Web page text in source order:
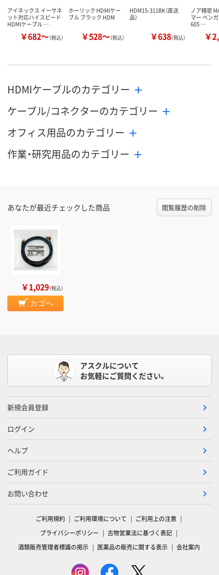
アイネックス イーサネ
ット対応ハイスピード
HDMIケーブル …
￥682～（税込）
ホーリック HDMIケー
ブル ブラック HDM
￥528～（税込）
HDM15-311BK（直送
品）
￥638（税込）
ノア精密
マー ベン
605 …
￥
HDMIケーブルのカテゴリー
ケーブル/コネクターのカテゴリー
オフィス用品のカテゴリー
作業・研究用品のカテゴリー
あなたが最近チェックした商品 閲覧履歴の削除
￥1,029（税込）
カゴへ
アスクルについて
お気軽にご質問ください。
新規会員登録
ログイン
ヘルプ
ご利用ガイド
お問い合わせ
ご利用規約 ご利用環境について
ご利用上の注意
プライバシーポリシー
古物営業法に基づく表記
酒類販売管理者標識の掲示
医薬品の販売に関する表示 会社案内